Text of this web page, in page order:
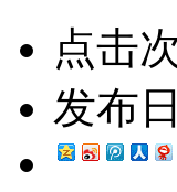
点击
发布